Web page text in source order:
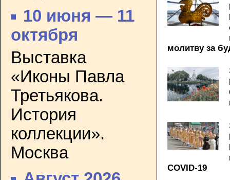
10 июня — 11
октября
Выставка
«Иконы Павла
Третьякова.
История
коллекции».
Москва
молитву за
COVID-19